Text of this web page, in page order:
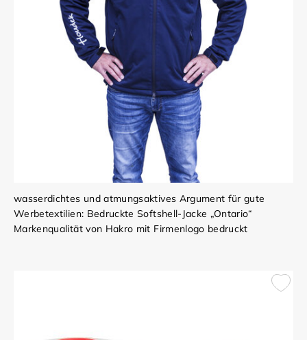
wasserdichtes und atmungsaktives Argument für gute
Werbetextilien: Bedruckte Softshell-Jacke „Ontario“
Markenqualität von Hakro mit Firmenlogo bedruckt